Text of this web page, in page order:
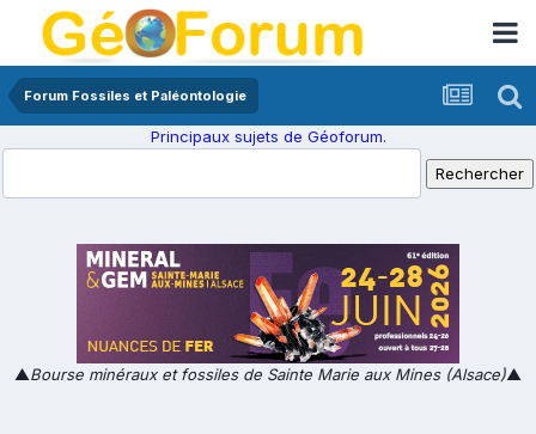
Forum Fossiles et Paléontologie
Principaux sujets de Géoforum.
▲Bourse minéraux et fossiles de Sainte Marie aux Mines (Alsace)▲